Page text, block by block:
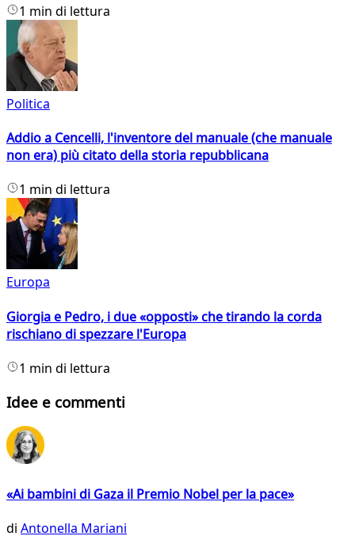
1 min di lettura
Politica
Addio a Cencelli, l'inventore del manuale (che manuale
non era) più citato della storia repubblicana
1 min di lettura
Europa
Giorgia e Pedro, i due «opposti» che tirando la corda
rischiano di spezzare l'Europa
1 min di lettura
Idee e commenti
«Ai bambini di Gaza il Premio Nobel per la pace»
di Antonella Mariani